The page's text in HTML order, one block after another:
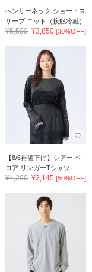
ヘンリーネック ショートス
リーブ ニット（接触冷感）
¥5,500 ¥3,850 [30%OFF]
【8/6再値下げ】シアー ベ
ロア リンガーTシャツ
¥4,290 ¥2,145 [50%OFF]